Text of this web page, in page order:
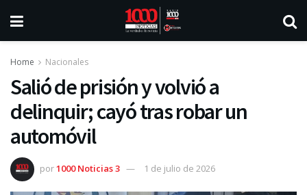
Home Nacionales
Salió de prisión y volvió a
delinquir; cayó tras robar un
automóvil
por1000 Noticias 3 1 de julio de 2026